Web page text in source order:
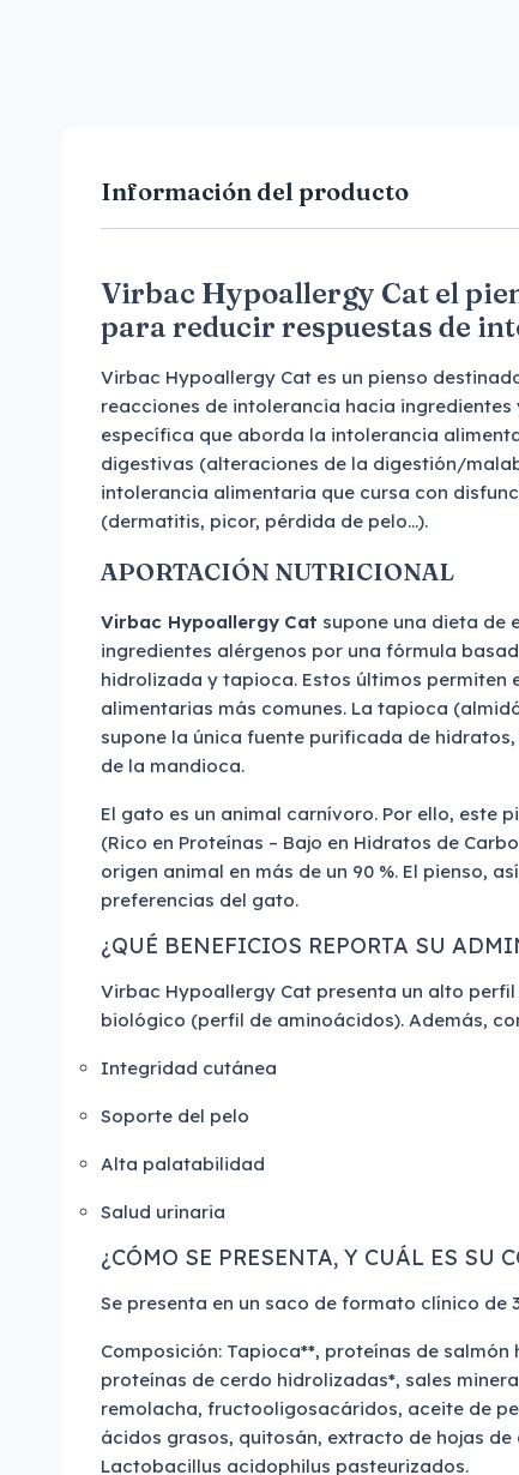
Información del producto
Virbac Hypoallergy Cat el
para reducir respuestas de
Virbac Hypoallergy Cat es un pienso
reacciones de intolerancia hacia ingredientes
específica que aborda la intolerancia
digestivas (alteraciones de la digestión/
intolerancia alimentaria que cursa con
(dermatitis, picor, pérdida de pelo…).
APORTACIÓN NUTRICIONAL
Virbac Hypoallergy Cat supone una dieta de
ingredientes alérgenos por una fórmula
hidrolizada y tapioca. Estos últimos permiten
alimentarias más comunes. La tapioca
supone la única fuente purificada de
de la mandioca.
El gato es un animal carnívoro. Por ello, este
(Rico en Proteínas – Bajo en Hidratos de
origen animal en más de un 90 %. El pienso,
preferencias del gato.
¿QUÉ BENEFICIOS REPORTA SU
Virbac Hypoallergy Cat presenta un alto
biológico (perfil de aminoácidos). Además,
Integridad cutánea
Soporte del pelo
Alta palatabilidad
Salud urinaria
¿CÓMO SE PRESENTA, Y CUÁL ES SU
Se presenta en un saco de formato clínico de
Composición: Tapioca**, proteínas de
proteínas de cerdo hidrolizadas*, sales
remolacha, fructooligosacáridos, aceite de
ácidos grasos, quitosán, extracto de hojas
Lactobacillus acidophilus pasteurizados.